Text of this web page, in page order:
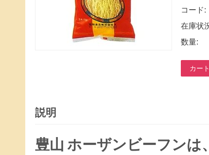
コード:
在庫状
数量:
カー
説明
豊山 ホーザンビーフン